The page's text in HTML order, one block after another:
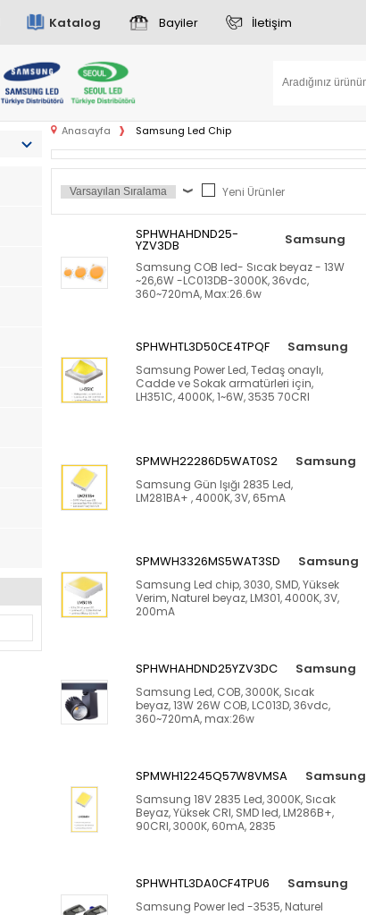
Katalog Bayiler İletişim
Anasayfa Samsung Led Chip
Yeni Ürünler
SPHWHAHDND25-
YZV3DB Samsung
Samsung COB led- Sıcak beyaz - 13W
~26,6W -LC013DB-3000K, 36vdc,
360~720mA, Max:26.6w
SPHWHTL3D50CE4TPQF Samsung
Samsung Power Led, Tedaş onaylı,
Cadde ve Sokak armatürleri için,
LH351C, 4000K, 1~6W, 3535 70CRI
SPMWH22286D5WAT0S2 Samsung
Samsung Gün Işığı 2835 Led,
LM281BA+ , 4000K, 3V, 65mA
SPMWH3326MS5WAT3SD Samsung
Samsung Led chip, 3030, SMD, Yüksek
Verim, Naturel beyaz, LM301, 4000K, 3V,
200mA
SPHWHAHDND25YZV3DC Samsung
Samsung Led, COB, 3000K, Sıcak
beyaz, 13W 26W COB, LC013D, 36vdc,
360~720mA, max:26w
SPMWH12245Q57W8VMSA Samsung
Samsung 18V 2835 Led, 3000K, Sıcak
Beyaz, Yüksek CRI, SMD led, LM286B+,
90CRI, 3000K, 60mA, 2835
SPHWHTL3DA0CF4TPU6 Samsung
Samsung Power led -3535, Naturel